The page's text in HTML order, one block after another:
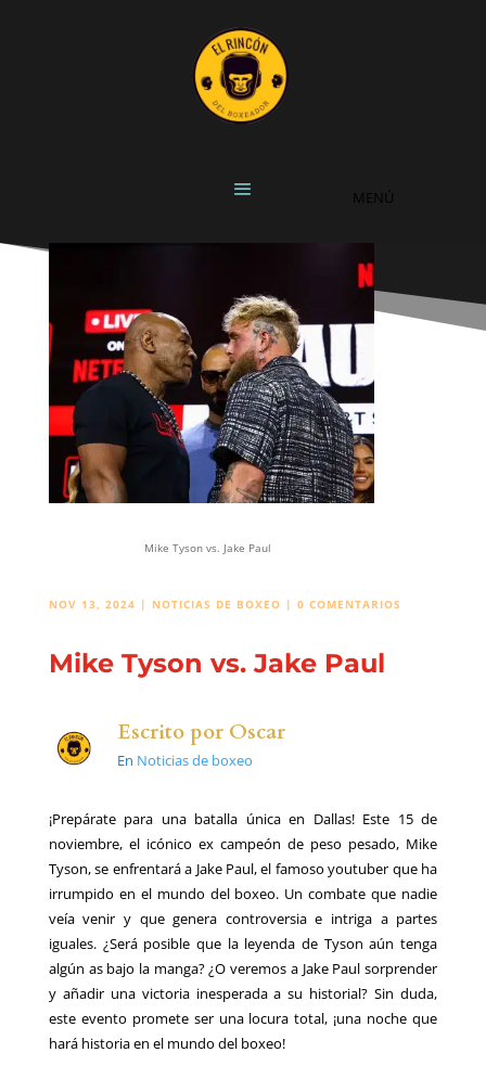
Mike Tyson vs. Jake Paul
NOV 13, 2024 | NOTICIAS DE BOXEO | 0 COMENTARIOS
Mike Tyson vs. Jake Paul
Escrito por Oscar
En Noticias de boxeo
¡Prepárate para una batalla única en Dallas! Este 15 de
noviembre, el icónico ex campeón de peso pesado, Mike
Tyson, se enfrentará a Jake Paul, el famoso youtuber que ha
irrumpido en el mundo del boxeo. Un combate que nadie
veía venir y que genera controversia e intriga a partes
iguales. ¿Será posible que la leyenda de Tyson aún tenga
algún as bajo la manga? ¿O veremos a Jake Paul sorprender
y añadir una victoria inesperada a su historial? Sin duda,
este evento promete ser una locura total, ¡una noche que
hará historia en el mundo del boxeo!